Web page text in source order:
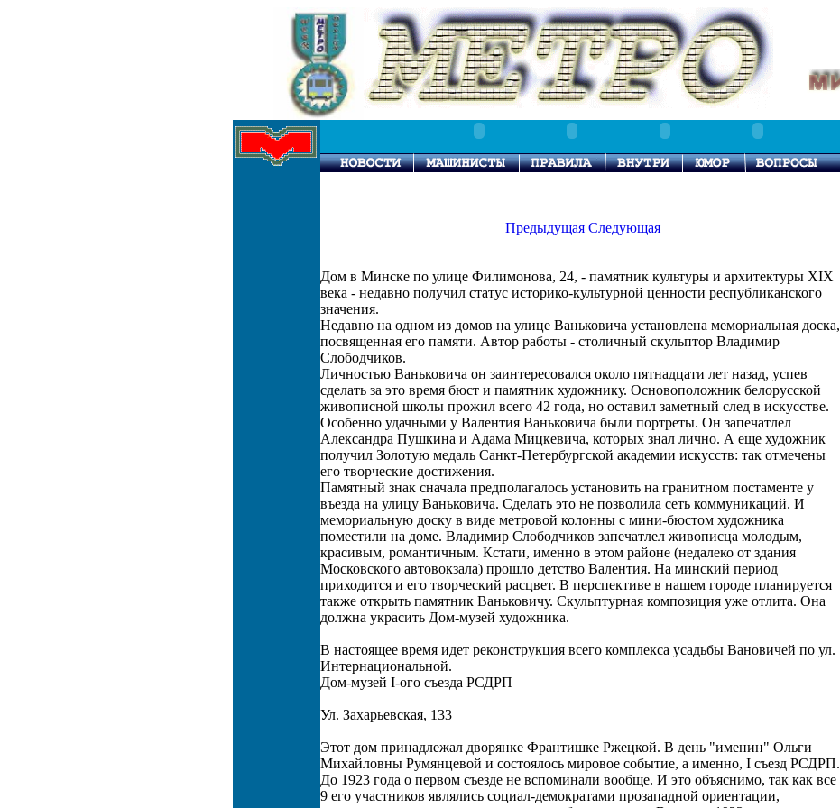
Предыдущая Следующая
Дом в Минске по улице Филимонова, 24, - памятник культуры и архитектуры XIX
века - недавно получил статус историко-культурной ценности республиканского
значения.
Недавно на одном из домов на улице Ваньковича установлена мемориальная доска,
посвященная его памяти. Автор работы - столичный скульптор Владимир
Слободчиков.
Личностью Ваньковича он заинтересовался около пятнадцати лет назад, успев
сделать за это время бюст и памятник художнику. Основоположник белорусской
живописной школы прожил всего 42 года, но оставил заметный след в искусстве.
Особенно удачными у Валентия Ваньковича были портреты. Он запечатлел
Александра Пушкина и Адама Мицкевича, которых знал лично. А еще художник
получил Золотую медаль Санкт-Петербургской академии искусств: так отмечены
его творческие достижения.
Памятный знак сначала предполагалось установить на гранитном постаменте у
въезда на улицу Ваньковича. Сделать это не позволила сеть коммуникаций. И
мемориальную доску в виде метровой колонны с мини-бюстом художника
поместили на доме. Владимир Слободчиков запечатлел живописца молодым,
красивым, романтичным. Кстати, именно в этом районе (недалеко от здания
Московского автовокзала) прошло детство Валентия. На минский период
приходится и его творческий расцвет. В перспективе в нашем городе планируется
также открыть памятник Ваньковичу. Скульптурная композиция уже отлита. Она
должна украсить Дом-музей художника.
В настоящее время идет реконструкция всего комплекса усадьбы Вановичей по ул.
Интернациональной.
Дом-музей I-ого съезда РСДРП
Ул. Захарьевская, 133
Этот дом принадлежал дворянке Франтишке Ржецкой. В день "именин" Ольги
Михайловны Румянцевой и состоялось мировое событие, а именно, I съезд РСДРП.
До 1923 года о первом съезде не вспоминали вообще. И это объяснимо, так как все
9 его участников являлись социал-демократами прозападной ориентации,